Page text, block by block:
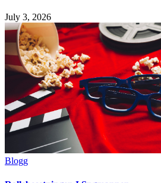
July 3, 2026
Blogg